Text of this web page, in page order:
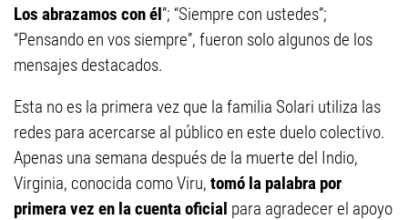
Los abrazamos con él”; “Siempre con ustedes”;
“Pensando en vos siempre”, fueron solo algunos de los
mensajes destacados.
Esta no es la primera vez que la familia Solari utiliza las
redes para acercarse al público en este duelo colectivo.
Apenas una semana después de la muerte del Indio,
Virginia, conocida como Viru, tomó la palabra por
primera vez en la cuenta oficial para agradecer el apoyo